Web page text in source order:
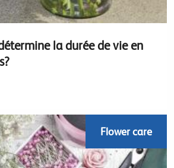
la durée de vie en
Flower care